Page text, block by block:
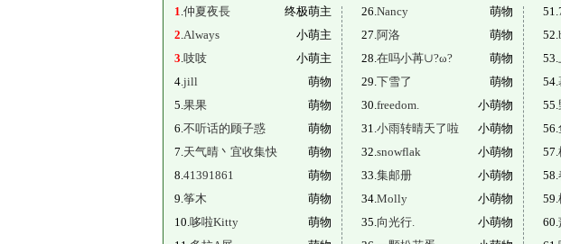
1.仲夏夜長
终极萌主
2.Always
小萌主
3.吱吱
小萌主
4.jill
萌物
5.果果
萌物
6.不听话的顾子惑
萌物
7.天气晴丶宜收集快
萌物
8.41391861
萌物
9.筝木
萌物
10.哆啦Kitty
萌物
26.Nancy
萌物
27.阿洛
萌物
28.在吗小苒∪?ω?
萌物
29.下雪了
萌物
30.freedom.
小萌物
31.小雨转晴天了啦
小萌物
32.snowflak
小萌物
33.集邮册
小萌物
34.Molly
小萌物
35.向光行.
小萌物
51.
52.
53.
54.
55.
56.
57.
58.
59.
60.